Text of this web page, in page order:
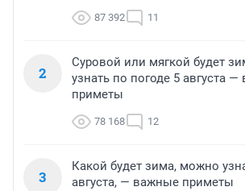
87 392 11
2
Суровой или мягкой будет
узнать по погоде 5 августа
приметы
78 168 12
3
Какой будет зима, можно
августа, — важные приметы